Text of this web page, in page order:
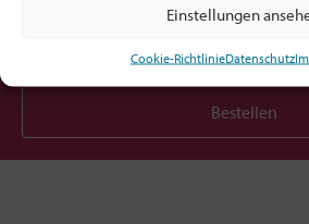
Einstellungen
Cookie-RichtlinieDatenschutz
Bestellen